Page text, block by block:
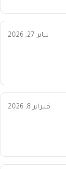
يناير 27, 2026
فبراير 8, 2026